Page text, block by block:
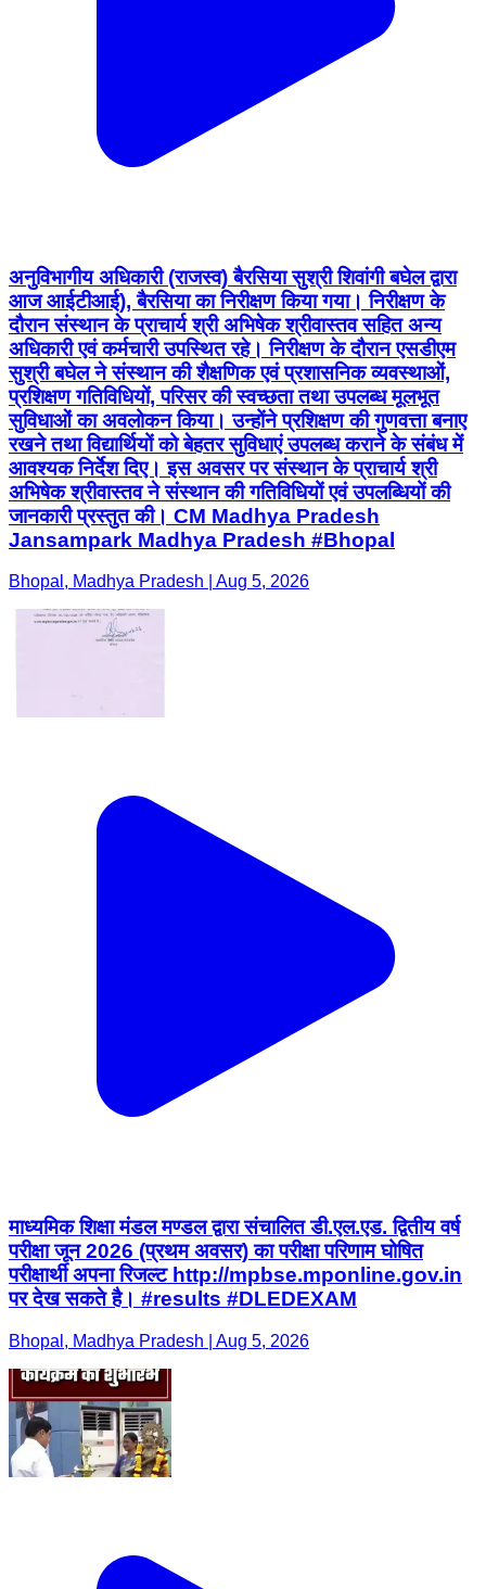
अनुविभागीय अधिकारी (राजस्व) बैरसिया सुश्री शिवांगी बघेल द्वारा
आज आईटीआई), बैरसिया का निरीक्षण किया गया। निरीक्षण के
दौरान संस्थान के प्राचार्य श्री अभिषेक श्रीवास्तव सहित अन्य
अधिकारी एवं कर्मचारी उपस्थित रहे। निरीक्षण के दौरान एसडीएम
सुश्री बघेल ने संस्थान की शैक्षणिक एवं प्रशासनिक व्यवस्थाओं,
प्रशिक्षण गतिविधियों, परिसर की स्वच्छता तथा उपलब्ध मूलभूत
सुविधाओं का अवलोकन किया। उन्होंने प्रशिक्षण की गुणवत्ता बनाए
रखने तथा विद्यार्थियों को बेहतर सुविधाएं उपलब्ध कराने के संबंध में
आवश्यक निर्देश दिए। इस अवसर पर संस्थान के प्राचार्य श्री
अभिषेक श्रीवास्तव ने संस्थान की गतिविधियों एवं उपलब्धियों की
जानकारी प्रस्तुत की। CM Madhya Pradesh
Jansampark Madhya Pradesh #Bhopal
Bhopal, Madhya Pradesh | Aug 5, 2026
माध्यमिक शिक्षा मंडल मण्डल द्वारा संचालित डी.एल.एड. द्वितीय वर्ष
परीक्षा जून 2026 (प्रथम अवसर) का परीक्षा परिणाम घोषित
परीक्षार्थी अपना रिजल्ट http://mpbse.mponline.gov.in
पर देख सकते है। #results #DLEDEXAM
Bhopal, Madhya Pradesh | Aug 5, 2026